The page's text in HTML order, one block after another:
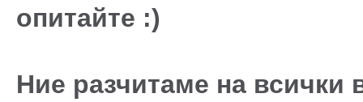
опитайте :)
Ние разчитаме на всички